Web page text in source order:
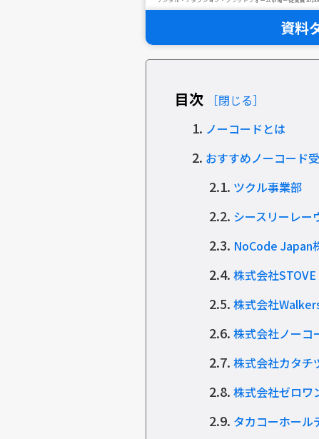
資料
目次 ［閉じる］
1. ノーコードとは
2. おすすめノーコード
2.1. ツクル事業部
2.2. シースリーレー
2.3. NoCode Japan
2.4. 株式会社STOVE
2.5. 株式会社
2.6. 株式会社ノーコ
2.7. 株式会社カタチ
2.8. 株式会社ゼロワ
2.9. タカコーホール